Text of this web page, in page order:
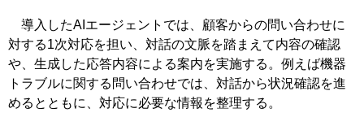
導入したAIエージェントでは、顧客からの問い合わせに
対する1次対応を担い、対話の文脈を踏まえて内容の確認
や、生成した応答内容による案内を実施する。例えば機器
トラブルに関する問い合わせでは、対話から状況確認を進
めるとともに、対応に必要な情報を整理する。